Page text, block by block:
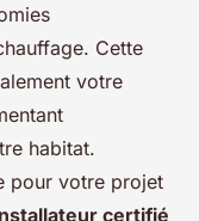
Cette
votre
habitat.
pour votre projet
certifié